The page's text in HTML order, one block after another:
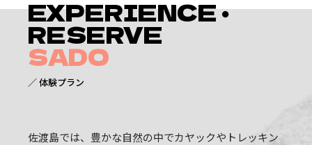
EXPERIENCE ・
RESERVE
SADO
／ 体験プラン
佐渡島では、豊かな自然の中でカヤックやトレッキン